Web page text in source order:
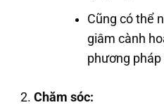
Cũng có thể
giâm cành
phương
Chăm sóc: